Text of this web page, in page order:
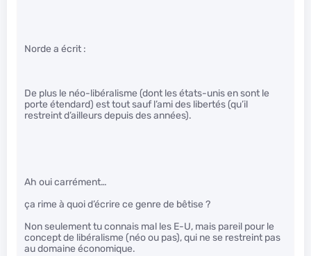
Norde a écrit :
De plus le néo-libéralisme (dont les états-unis en sont le
porte étendard) est tout sauf l’ami des libertés (qu’il
restreint d’ailleurs depuis des années).
Ah oui carrément…
ça rime à quoi d’écrire ce genre de bêtise ?
Non seulement tu connais mal les E-U, mais pareil pour le
concept de libéralisme (néo ou pas), qui ne se restreint pas
au domaine économique.